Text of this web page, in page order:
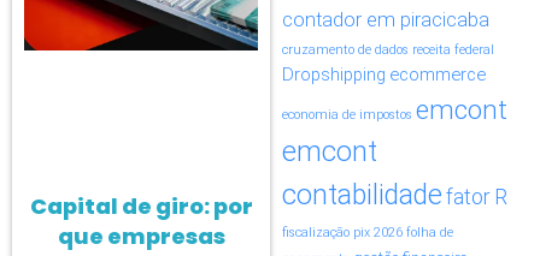
Capital de giro: por
que empresas
contador em piracicaba
cruzamento de dados receita federal
Dropshipping ecommerce
economia de impostos emcont
emcont
contabilidade fator R
fiscalização pix 2026 folha de